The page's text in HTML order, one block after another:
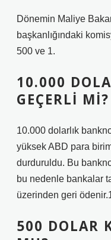
Dönemin Maliye
başkanlığındaki
500 ve 1.
10.000
GEÇERLI MI?
10.000 dolarlık
yüksek ABD para
durduruldu. Bu
bu nedenle bankalar
üzerinden geri
500 DOLAR